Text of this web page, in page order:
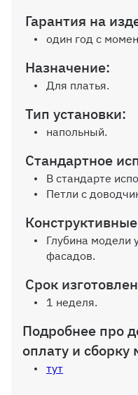
Титан
10%
Гарантия на
один год с
Назначение:
Для платья.
Тип установки:
напольный.
Стандартное
В стандарте
Петли с
Глубина модели
фасадов.
Срок
1 неделя.
Подробнее про
оплату и сборку
тут